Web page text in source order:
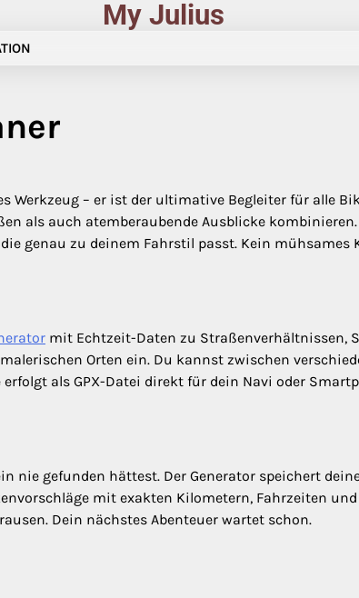
My Julius
– er ist der ultimative Begleiter für alle
als auch atemberaubende Ausblicke
genau zu deinem Fahrstil passt. Kein
mit Echtzeit-Daten zu Straßenverhältnissen,
Orten ein. Du kannst zwischen
als GPX-Datei direkt für dein Navi oder
nie gefunden hättest. Der Generator speichert
mit exakten Kilometern, Fahrzeiten
Dein nächstes Abenteuer wartet schon.